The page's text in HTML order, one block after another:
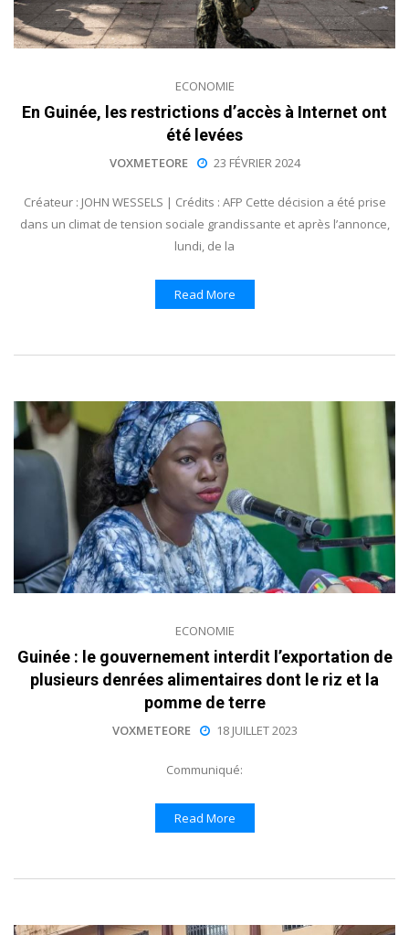
ECONOMIE
En Guinée, les restrictions d’accès à Internet ont
été levées
VOXMETEORE 23 FÉVRIER 2024
Créateur : JOHN WESSELS | Crédits : AFP Cette décision a été prise
dans un climat de tension sociale grandissante et après l’annonce,
lundi, de la
Read More
ECONOMIE
Guinée : le gouvernement interdit l’exportation de
plusieurs denrées alimentaires dont le riz et la
pomme de terre
VOXMETEORE 18 JUILLET 2023
Communiqué:
Read More